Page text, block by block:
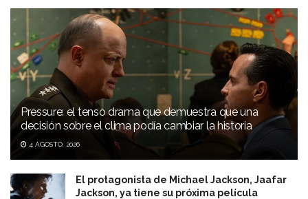
Pressure: el tenso drama que demuestra que una
decisión sobre el clima podía cambiar la historia
4 AGOSTO, 2026
El protagonista de Michael Jackson, Jaafar
Jackson, ya tiene su próxima película